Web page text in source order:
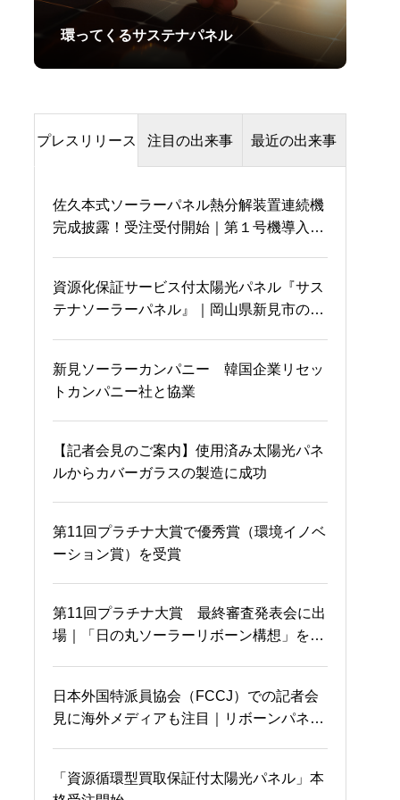
環ってくるサステナパネル
プレスリリース 注目の出来事 最近の出来事
佐久本式ソーラーパネル熱分解装置連続機
完成披露！受注受付開始｜第１号機導入企
資源化保証サービス付太陽光パネル『サス
テナソーラーパネル』｜岡山県新見市のソ
新見ソーラーカンパニー 韓国企業リセッ
トカンパニー社と協業
【記者会見のご案内】使用済み太陽光パネ
ルからカバーガラスの製造に成功
第11回プラチナ大賞で優秀賞（環境イノベ
ーション賞）を受賞
第11回プラチナ大賞 最終審査発表会に出
場｜「日の丸ソーラーリボーン構想」を発
日本外国特派員協会（FCCJ）での記者会
見に海外メディアも注目｜リボーンパネル
「資源循環型買取保証付太陽光パネル」本
伊藤環境大臣の口から熱
分解という言葉が！！
国会にてRebornとサステ
早速売り切れ！？
沖縄から参加者が！！満
員御礼m(_ _)m
て
太陽光パネルのガラスと
金属の完全リサイクル
同じ正会員
岡山国際交流センターに
謹賀新年
やっと完成！！
佐川さんと事業化に向け